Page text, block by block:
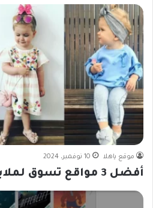
موقع ياهلا 10 نوفمبر، 2024
أفضل 3 مواقع تسوق لملابس الأطفال